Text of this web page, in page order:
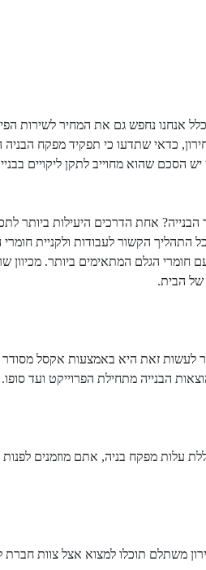
אנחנו נחפש גם את המחיר לשירות
כדאי שתדעו כי תפקיד מפקח
יש הסכם שהוא מחוייב לתקן ליקויים
אחת הדרכים היעילות ביותר
הקשור לעבודות ולקניית
חומרי הגלם המתאימים ביותר. מכיוון
של הבית.
לעשות זאת היא באמצעות אקסל
הבנייה מתחילת הפרוייקט ועד סופו.
מפקח בניה, אתם מוזמנים לפנות
משתלם תוכלו למצוא אצל צוות חברת